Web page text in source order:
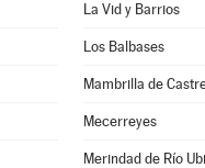
La Vid y Barrios
Los Balbases
Mambrilla de
Mecerreyes
Merindad de Río